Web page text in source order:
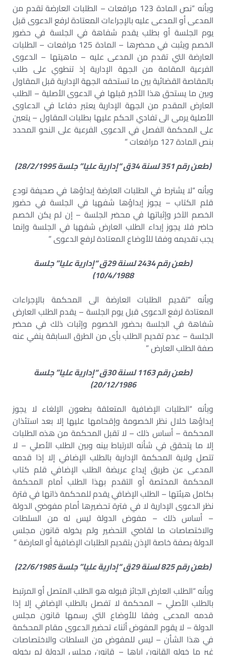
وبأنه “نص المادة 123 مرافعات – الطلبات العارضة تقدم من
المدعى أو المدعى عليه بالإجراءات المعتادة لرفع الدعوى قبل
يوم الجلسة أو بطلب يقدم شفاهة في الجلسة في حضور
الخصم ويثبت في محضرها – المادة 125 مرافعات – الطلبات
العارضة التي تقدم من المدعى عليه – ماهيتها – الدعوى
الفرعية المقامة من الجهة الإدارية إذ تنطوي على طلب
بالمقاصة القضائية بين ما تستحقه الجهة الإدارية قبل المقاول
وبين ما يستحق هذا الأخير قبلها في الدعوى الأصلية – الطلب
العارض المقدم من الجهة الإدارية يعتبر دفاعا في الدعاوى
الأصلية يرمى الى تفادي الحكم عليها بطلبات المقاول – يتعين
على المحكمة الفصل في الدعوى الفرعية على النحو المحدد
بنص المادة 127 مرافعات ”
(طعن رقم 351 لسنة 34ق “إدارية عليا” جلسة 28/2/1995)
وبأنه “لا يشترط في الطلبات العارضة إبداؤها في صحيفة تودع
قلم الكتاب – يجوز إبداؤها شفهيا في الجلسة في حضور
الخصم الآخر وإثباتها في محضر الجلسة – إن لم يكن الخصم
حاضر فلا يجوز إبداء الطلب العارض شفهيا في الجلسة وإنما
يجب تقديمه وفقا للأوضاع المعتادة لرفع الدعوى ”
(طعن رقم 2434 لسنة 29ق “إدارية عليا” جلسة
10/4/1988)
وبأنه “تقديم الطلبات العارضة الى المحكمة بالإجراءات
المعتادة لرفع الدعوى قبل يوم الجلسة – يقدم الطلب العارض
شفاهة في الجلسة بحضور الخصوم وإثبات ذلك في محضر
الجلسة – عدم تقديم الطلب بأى من الطرق السابقة ينفي عنه
صفة الطلب العارض ”
(طعن رقم 1163 لسنة 30ق “إدارية عليا” جلسة
20/12/1986)
وبأنه “الطلبات الإضافية المتعلقة بطعون الإلغاء لا يجوز
إبداؤها خلال نظر الخصومة وإقحامها عليها إلا بعد استئذان
المحكمة – أساس ذلك – لا تقبل المحكمة من هذه الطلبات
إلا ما يتحقق في شأنه الارتباط بينه وبين الطلب الأصلي – لا
تتصل ولاية المحكمة الإدارية بالطلب الإضافي إلا إذا قدمه
المدعى عن طريق إيداع عريضة الطلب الإضافي قلم كتاب
المحكمة المختصة أو التقدم بهذا الطلب أمام المحكمة
بكامل هيئتها – الطلب الإضافي يقدم للمحكمة ذاتها في فترة
نظر الدعوى الإدارية لا في فترة تحضيرها أمام مفوضي الدولة
– أساس ذلك – مفوض الدولة ليس له من السلطات
والاختصاصات ما لقاضي التحضير ولم يخوله قانون مجلس
الدولة بصفة خاصة الإذن بتقديم الطلبات الإضافية أو العارضة ”
(طعن رقم 825 لسنة 29ق “إدارية عليا” جلسة 22/6/1985)
وبأنه “الطلب العارض الجائز قبوله هو الطلب المتصل أو المرتبط
بالطلب الأصلي – المحكمة لا تفصل بالطلب الإضافي إلا إذا
قدمه المدعى وفقا للأوضاع التي رسمها قانون مجلس
الدولة – لا يقوم المفوض أثناء تحضير الدعوى مقام المحكمة
في هذا الشأن – ليس للمفوض من السلطات والاختصاصات
غير ما خوله القانون إياها – قانون مجلس الدولة لم يخوله